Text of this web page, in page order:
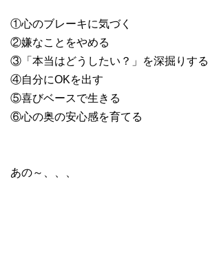
①心のブレーキに気づく
②嫌なことをやめる
③「本当はどうしたい？」を深掘りする
④自分にOKを出す
⑤喜びベースで生きる
⑥心の奥の安心感を育てる
あの～、、、